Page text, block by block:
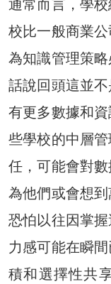
通常而言，學
校比一般商業
為知識管理策
話說回頭這並
有更多數據和
些學校的中層
任，可能會對
為他們或會想
恐怕以往因掌
力感可能在瞬
積和選擇性共